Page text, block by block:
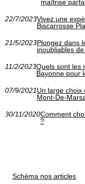
maîtrise
22/7/2023Vivez une
Biscarrosse
21/5/2023Plongez dans
inoubliables
11/2/2023Quels sont les
Bayonne pour
07/9/2021Un large choix
Mont-De-
30/11/2020Comment
?
Schéma nos articles